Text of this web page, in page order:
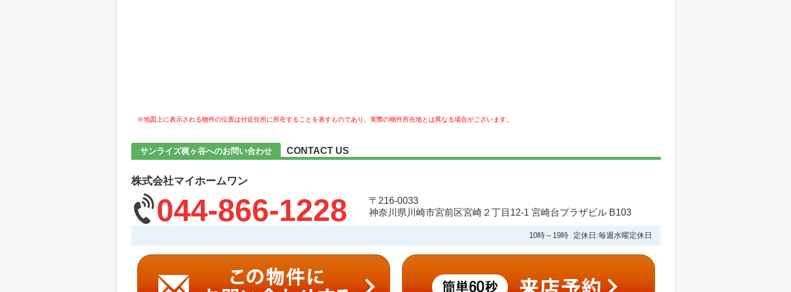
※地図上に表示される物件の位置は付近住所に所在することを表すものであり、実際の物件所在地とは異なる場合がございます。
サンライズ梶ヶ谷へのお問い合わせ CONTACT US
株式会社マイホームワン
044-866-1228
〒216-0033
神奈川県川崎市宮前区宮崎２丁目12-1 宮崎台プラザビル B103
10時～19時 定休日:毎週水曜定休日